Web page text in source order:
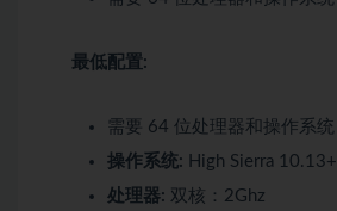
最低配置:
需要 64 位处理器和操作系统
操作系统: High Sierra 10.13+
处理器: 双核：2Ghz